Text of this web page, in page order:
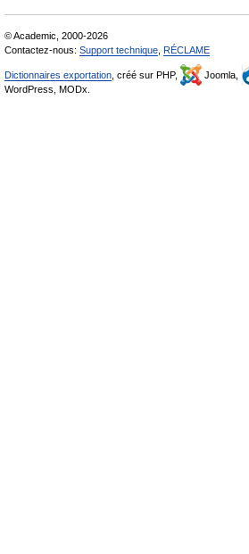
© Academic, 2000-2026
Contactez-nous: Support technique RÉCLAME
Dictionnaires exportation , créé sur PHP, Joomla,
WordPress, MODx.